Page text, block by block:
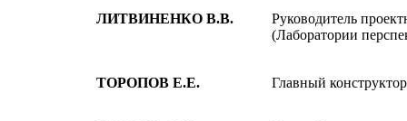
ЛИТВИНЕНКО В.В.
Руководитель
(Лаборатории
ТОРОПОВ Е.Е. Главный